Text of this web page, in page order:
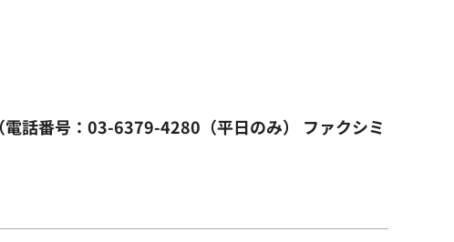
話番号：03-6379-4280（平日のみ） ファクシミ